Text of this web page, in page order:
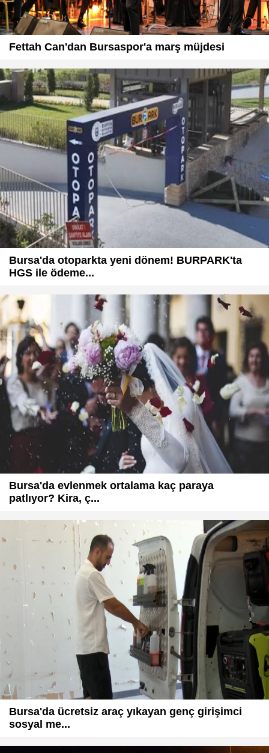
Fettah Can'dan Bursaspor'a marş müjdesi
Bursa'da otoparkta yeni dönem! BURPARK'ta
HGS ile ödeme...
Bursa'da evlenmek ortalama kaç paraya
patlıyor? Kira, ç...
Bursa'da ücretsiz araç yıkayan genç girişimci
sosyal me...